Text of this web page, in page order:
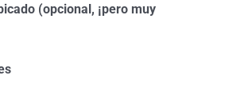
(opcional, ¡pero muy